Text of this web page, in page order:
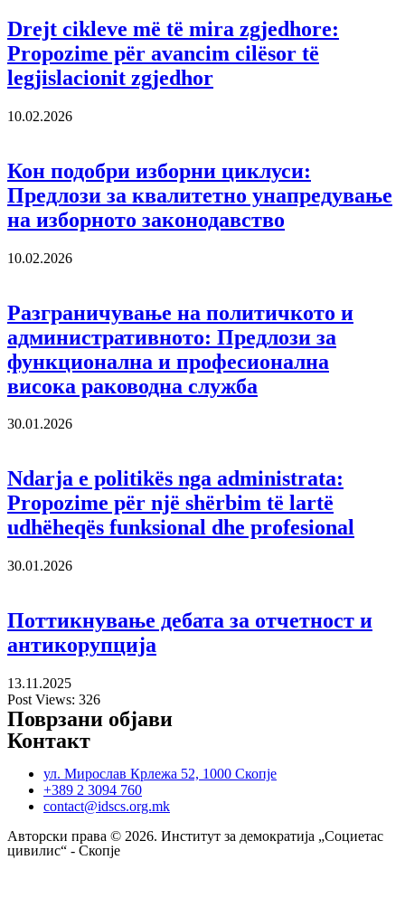
Drejt cikleve më të mira zgjedhore:
Propozime për avancim cilësor të
legjislacionit zgjedhor
10.02.2026
Кон подобри изборни циклуси:
Предлози за квалитетно унапредување
на изборното законодавство
10.02.2026
Разграничување на политичкото и
административното: Предлози за
функционална и професионална
висока раководна служба
30.01.2026
Ndarja e politikës nga administrata:
Propozime për një shërbim të lartë
udhëheqës funksional dhe profesional
30.01.2026
Поттикнување дебата за отчетност и
антикорупција
13.11.2025
Post Views: 326
Поврзани објави
Контакт
ул. Мирослав Крлежа 52, 1000 Скопје
+389 2 3094 760
contact@idscs.org.mk
Авторски права © 2026. Институт за демократија „Социетас
цивилис“ - Скопје